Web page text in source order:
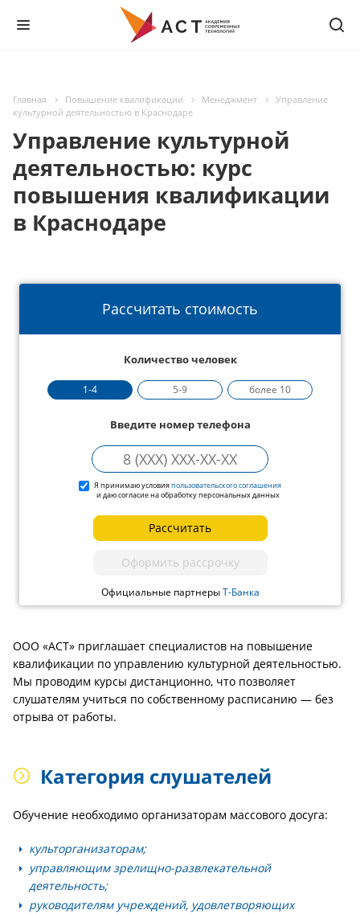
Главная Повышение квалификации Менеджмент
Управление
культурной деятельностью в Краснодаре
Управление культурной
деятельностью: курс
повышения квалификации
в Краснодаре
Рассчитать стоимость
Количество человек
1-4 5-9 более 10
Введите номер телефона
Я принимаю условияпользовательского соглашения
и даю согласие на обработку персональных данных
Рассчитать
Оформить рассрочку
Официальные партнерыТ-Банка
ООО «АСТ» приглашает специалистов на повышение
квалификации по управлению культурной деятельностью.
Мы проводим курсы дистанционно, что позволяет
слушателям учиться по собственному расписанию — без
отрыва от работы.
Категория слушателей
Обучение необходимо организаторам массового досуга:
культорганизаторам;
управляющим зрелищно-развлекательной
деятельность;
руководителям учреждений, удовлетворяющих